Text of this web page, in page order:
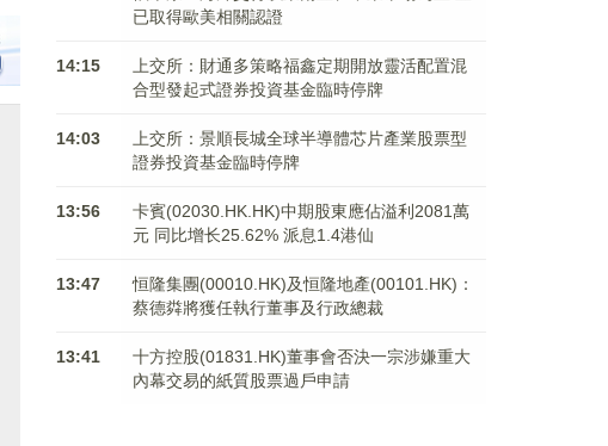
已取得歐美相關認證
14:15
上交所：財通多策略福鑫定期開放靈活配置混
合型發起式證券投資基金臨時停牌
14:03
上交所：景順長城全球半導體芯片產業股票型
證券投資基金臨時停牌
13:56
卡賓(02030.HK.HK)中期股東應佔溢利2081萬
元 同比增长25.62% 派息1.4港仙
13:47
恒隆集團(00010.HK)及恒隆地產(00101.HK)：
蔡德粦將獲任執行董事及行政總裁
13:41
十方控股(01831.HK)董事會否決一宗涉嫌重大
內幕交易的紙質股票過戶申請